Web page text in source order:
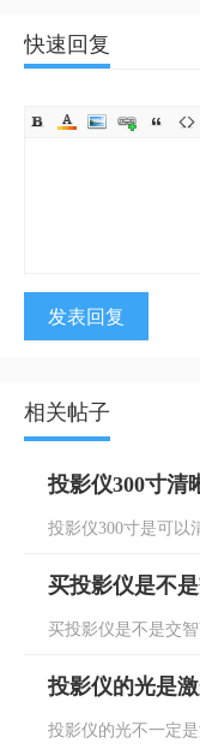
快速回复
发表回复
相关帖子
投影仪300寸清
投影仪300寸是可以
买投影仪是不
买投影仪是不是交
投影仪的光是
投影仪的光不一定